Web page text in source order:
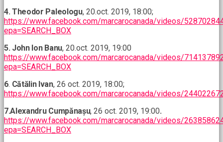
4. Theodor Paleologu, 20.oct. 2019, 18:00;
https://www.facebook.com/marcarocanada/videos/
epa=SEARCH_BOX
5. John Ion Banu, 20.oct. 2019, 19:00
https://www.facebook.com/marcarocanada/videos/
epa=SEARCH_BOX
6. Cătălin Ivan, 26 oct. 2019, 18:00;
https://www.facebook.com/marcarocanada/videos/
7.Alexandru Cumpănașu, 26 oct. 2019, 19:00.
https://www.facebook.com/marcarocanada/videos/
epa=SEARCH_BOX